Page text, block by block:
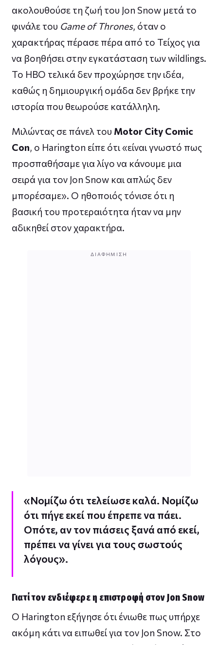
ακολουθούσε τη ζωή του Jon Snow μετά το
φινάλε του Game of Thrones, όταν ο
χαρακτήρας πέρασε πέρα από το Τείχος για
να βοηθήσει στην εγκατάσταση των wildlings.
Το HBO τελικά δεν προχώρησε την ιδέα,
καθώς η δημιουργική ομάδα δεν βρήκε την
ιστορία που θεωρούσε κατάλληλη.
Μιλώντας σε πάνελ του Motor City Comic
Con, ο Harington είπε ότι «είναι γνωστό πως
προσπαθήσαμε για λίγο να κάνουμε μια
σειρά για τον Jon Snow και απλώς δεν
μπορέσαμε». Ο ηθοποιός τόνισε ότι η
βασική του προτεραιότητα ήταν να μην
αδικηθεί στον χαρακτήρα.
ΔΙΑΦΉΜΙΣΗ
«Νομίζω ότι τελείωσε καλά. Νομίζω
ότι πήγε εκεί που έπρεπε να πάει.
Οπότε, αν τον πιάσεις ξανά από εκεί,
πρέπει να γίνει για τους σωστούς
λόγους».
Γιατί τον ενδιέφερε η επιστροφή στον Jon Snow
Ο Harington εξήγησε ότι ένιωθε πως υπήρχε
ακόμη κάτι να ειπωθεί για τον Jon Snow. Στο